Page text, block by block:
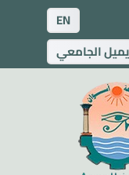
EN
الجامعي